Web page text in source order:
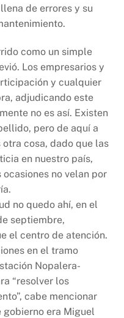
de errores y su
como un simple
Los empresarios y
y cualquier
adjudicando este
no es así. Existen
pero de aquí a
cosa, dado que las
en nuestro país,
no velan por
no quedo ahí, en el
septiembre,
el centro de atención.
en el tramo
Nopalera-
“resolver los
cabe mencionar
gobierno era Miguel